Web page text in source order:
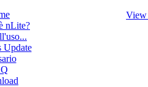
View
nLite?
Update